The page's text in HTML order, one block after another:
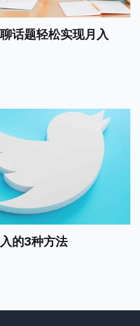
话题轻松实现月入
的3种方法